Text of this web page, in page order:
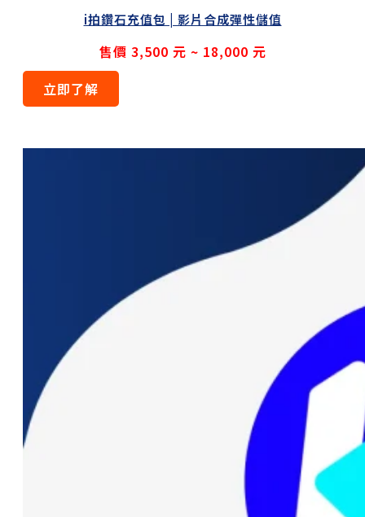
i拍鑽石充值包 | 影片合成彈性儲值
售價 3,500 元 ~ 18,000 元
立即了解